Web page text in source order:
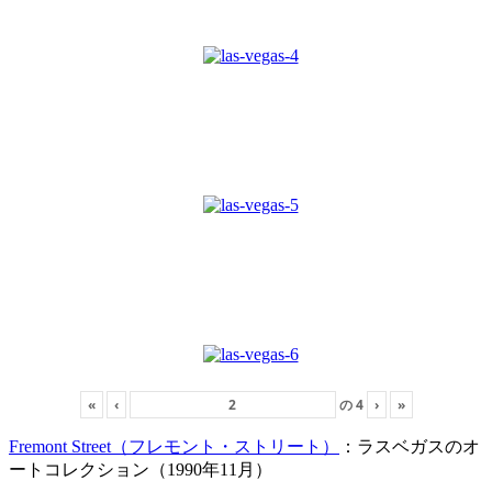
« ‹ の4 › »
Fremont Street（フレモント・ストリート）
：ラスベガスのオ
ートコレクション（1990年11月）